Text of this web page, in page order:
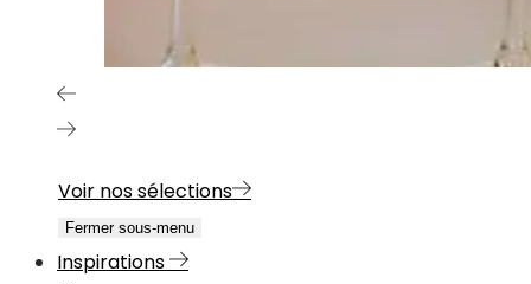
Voir nos sélections
Fermer sous-menu
Inspirations